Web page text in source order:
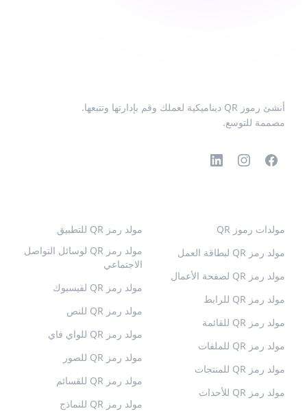
أنشئ رموز QR ديناميكية لعملك وقم بإدارتها وتتبعها.
مصممة للتوسع.
مولدات رموز QR
مولد رمز QR لبطاقة العمل
مولد رمز QR لصفحة الأعمال
مولد رمز QR للرابط
مولد رمز QR للقائمة
مولد رمز QR للملفات
مولد رمز QR للمنتجات
مولد رمز QR للأحداث
مولد رمز QR للتطبيق
مولد رمز QR لوسائل التواصل
الاجتماعي
مولد رمز QR لفيسبوك
مولد رمز QR للنص
مولد رمز QR للواي فاي
مولد رمز QR للصور
مولد رمز QR للقسائم
مولد رمز QR للنماذج